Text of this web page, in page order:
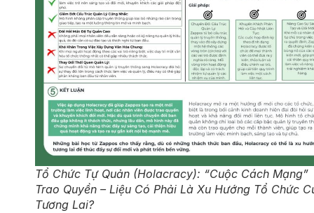
Tổ Chức Tự Quản (Holacracy): “Cuộc Cách Mạng”
Trao Quyền – Liệu Có Phải Là Xu Hướng Tổ Chức
Tương Lai?